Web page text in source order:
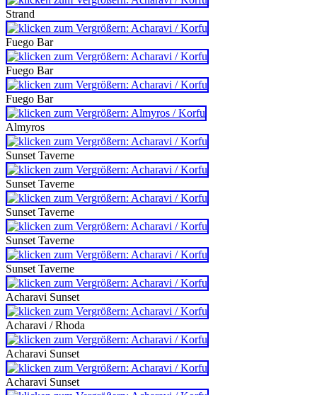
Strand
Fuego Bar
Fuego Bar
Fuego Bar
Almyros
Sunset Taverne
Sunset Taverne
Sunset Taverne
Sunset Taverne
Sunset Taverne
Acharavi Sunset
Acharavi / Rhoda
Acharavi Sunset
Acharavi Sunset